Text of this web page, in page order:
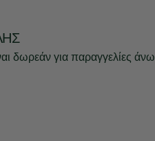
δωρεάν για παραγγελίες άνω